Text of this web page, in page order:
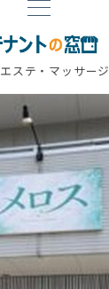
エステ・マッサージ